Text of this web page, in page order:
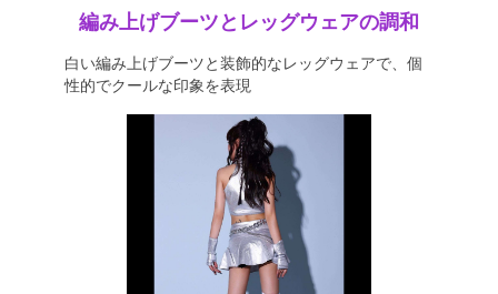
編み上げブーツとレッグウェアの調和
白い編み上げブーツと装飾的なレッグウェアで、個
性的でクールな印象を表現